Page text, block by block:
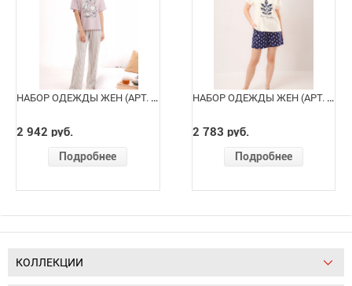
НАБОР ОДЕЖДЫ ЖЕН (АРТ. LP16-1244/4)
2 942 руб.
Подробнее
НАБОР ОДЕЖДЫ ЖЕН (АРТ. LP16-1224/1)
2 783 руб.
Подробнее
КОЛЛЕКЦИИ